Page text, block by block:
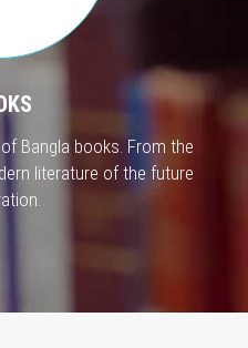
Bangla books. From the
literature of the future